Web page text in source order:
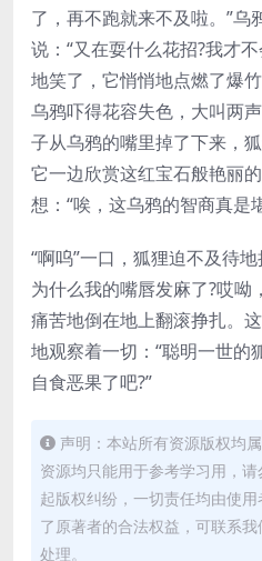
了，再不跑就来不及啦。”乌
说：“又在耍什么花招?我才
地笑了，它悄悄地点燃了爆
乌鸦吓得花容失色，大叫两
子从乌鸦的嘴里掉了下来，
它一边欣赏这红宝石般艳丽
想：“唉，这乌鸦的智商真是
“啊呜”一口，狐狸迫不及待
为什么我的嘴唇发麻了?哎呦
痛苦地倒在地上翻滚挣扎。
地观察着一切：“聪明一世的
自食恶果了吧?”
声明：本站所有资源版权均
资源均只能用于参考学习用，
起版权纠纷，一切责任均由使
了原著者的合法权益，可联系
处理。